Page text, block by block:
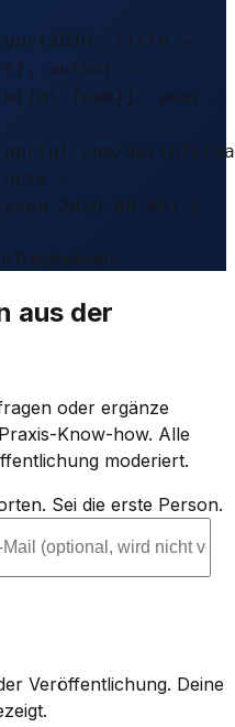
title =
author =
Team}}, year =
de/
=
2026-08-08} }
freigegeben.
aus der
oder ergänze
Know-how. Alle
moderiert.
Sei die erste Person.
Veröffentlichung. Deine